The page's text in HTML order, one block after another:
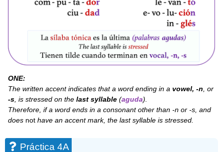
ONE:
The written accent indicates that a word ending in avowel, -n , or
-s , is stressed on thelast syllable(aguda).
Therefore, if a word ends in a consonant other than -n or -s, and
does not have an accent mark, the last syllable is stressed.
Práctica 4A